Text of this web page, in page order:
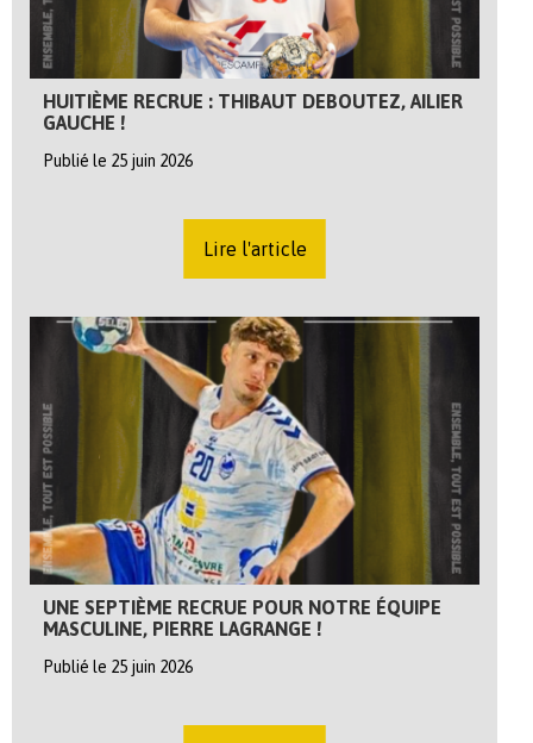
HUITIÈME RECRUE : THIBAUT DEBOUTEZ, AILIER
GAUCHE !
Publié le 25 juin 2026
Lire l'article
UNE SEPTIÈME RECRUE POUR NOTRE ÉQUIPE
MASCULINE, PIERRE LAGRANGE !
Publié le 25 juin 2026